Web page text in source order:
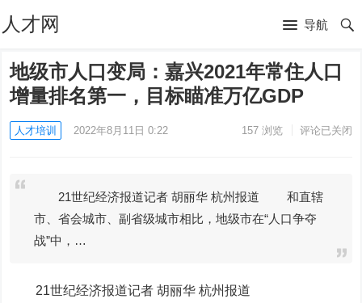
人才网 导航
地级市人口变局：嘉兴2021年常住人口
增量排名第一，目标瞄准万亿GDP
人才培训 2022年8月11日 0:22 157浏览 评论已关闭
21世纪经济报道记者 胡丽华 杭州报道 和直辖
市、省会城市、副省级城市相比，地级市在“人口争夺
战”中，…
21世纪经济报道记者 胡丽华 杭州报道